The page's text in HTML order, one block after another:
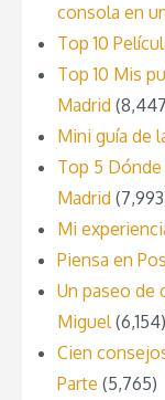
consola en
Top 10
Top 10 Mis
Madrid
Mini guía de
Top 5
Madrid
Mi
Piensa en
Un paseo de
Miguel(6,154)
Cien
Parte (5,765)